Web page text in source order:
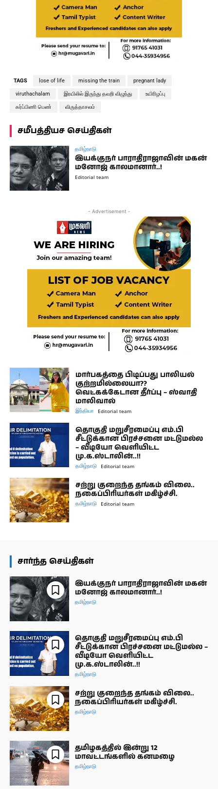
TAGS lose of life missing the train pregnant lady
viruthachalam இரயிலில் இருந்து தவறி விழுந்து உயிரிழப்பு
கர்ப்பிணி பெண் விருத்தாசலம்
சமீபத்தியச செய்திகள்
தமிழ்நாடு
இயக்குநர் பாராதிராஜாவின் மகன்
மனோஜ் காலமானார்..!
Editorial team
- Advertisement -
மார்பகத்தை பிடிப்பது பாலியல்
குற்றமில்லையா??
வெட்கக்கேடான தீர்ப்பு – ஸ்வாதி
மாலிவால்
இந்தியா Editorial team
தொகுதி மறுசீரமைப்பு எம்.பி
சீட்டுக்கான பிரச்சனை மட்டுமல்ல
– வீடியோ வெளியிட்ட
மு.க.ஸ்டாலின்..!!
தமிழ்நாடு Editorial team
சற்று குறைந்த தங்கம் விலை..
நகைப்பிரியர்கள் மகிழ்ச்சி.
தமிழ்நாடு Editorial team
சார்ந்த செய்திகள்
இயக்குநர் பாராதிராஜாவின் மகன்
மனோஜ் காலமானார்..!
தமிழ்நாடு
தொகுதி மறுசீரமைப்பு எம்.பி
சீட்டுக்கான பிரச்சனை மட்டுமல்ல –
வீடியோ வெளியிட்ட
மு.க.ஸ்டாலின்..!!
தமிழ்நாடு
சற்று குறைந்த தங்கம் விலை..
நகைப்பிரியர்கள் மகிழ்ச்சி.
தமிழ்நாடு
தமிழகத்தில் இன்று 12
மாவட்டங்களில் கனமழை
தமிழ்நாடு